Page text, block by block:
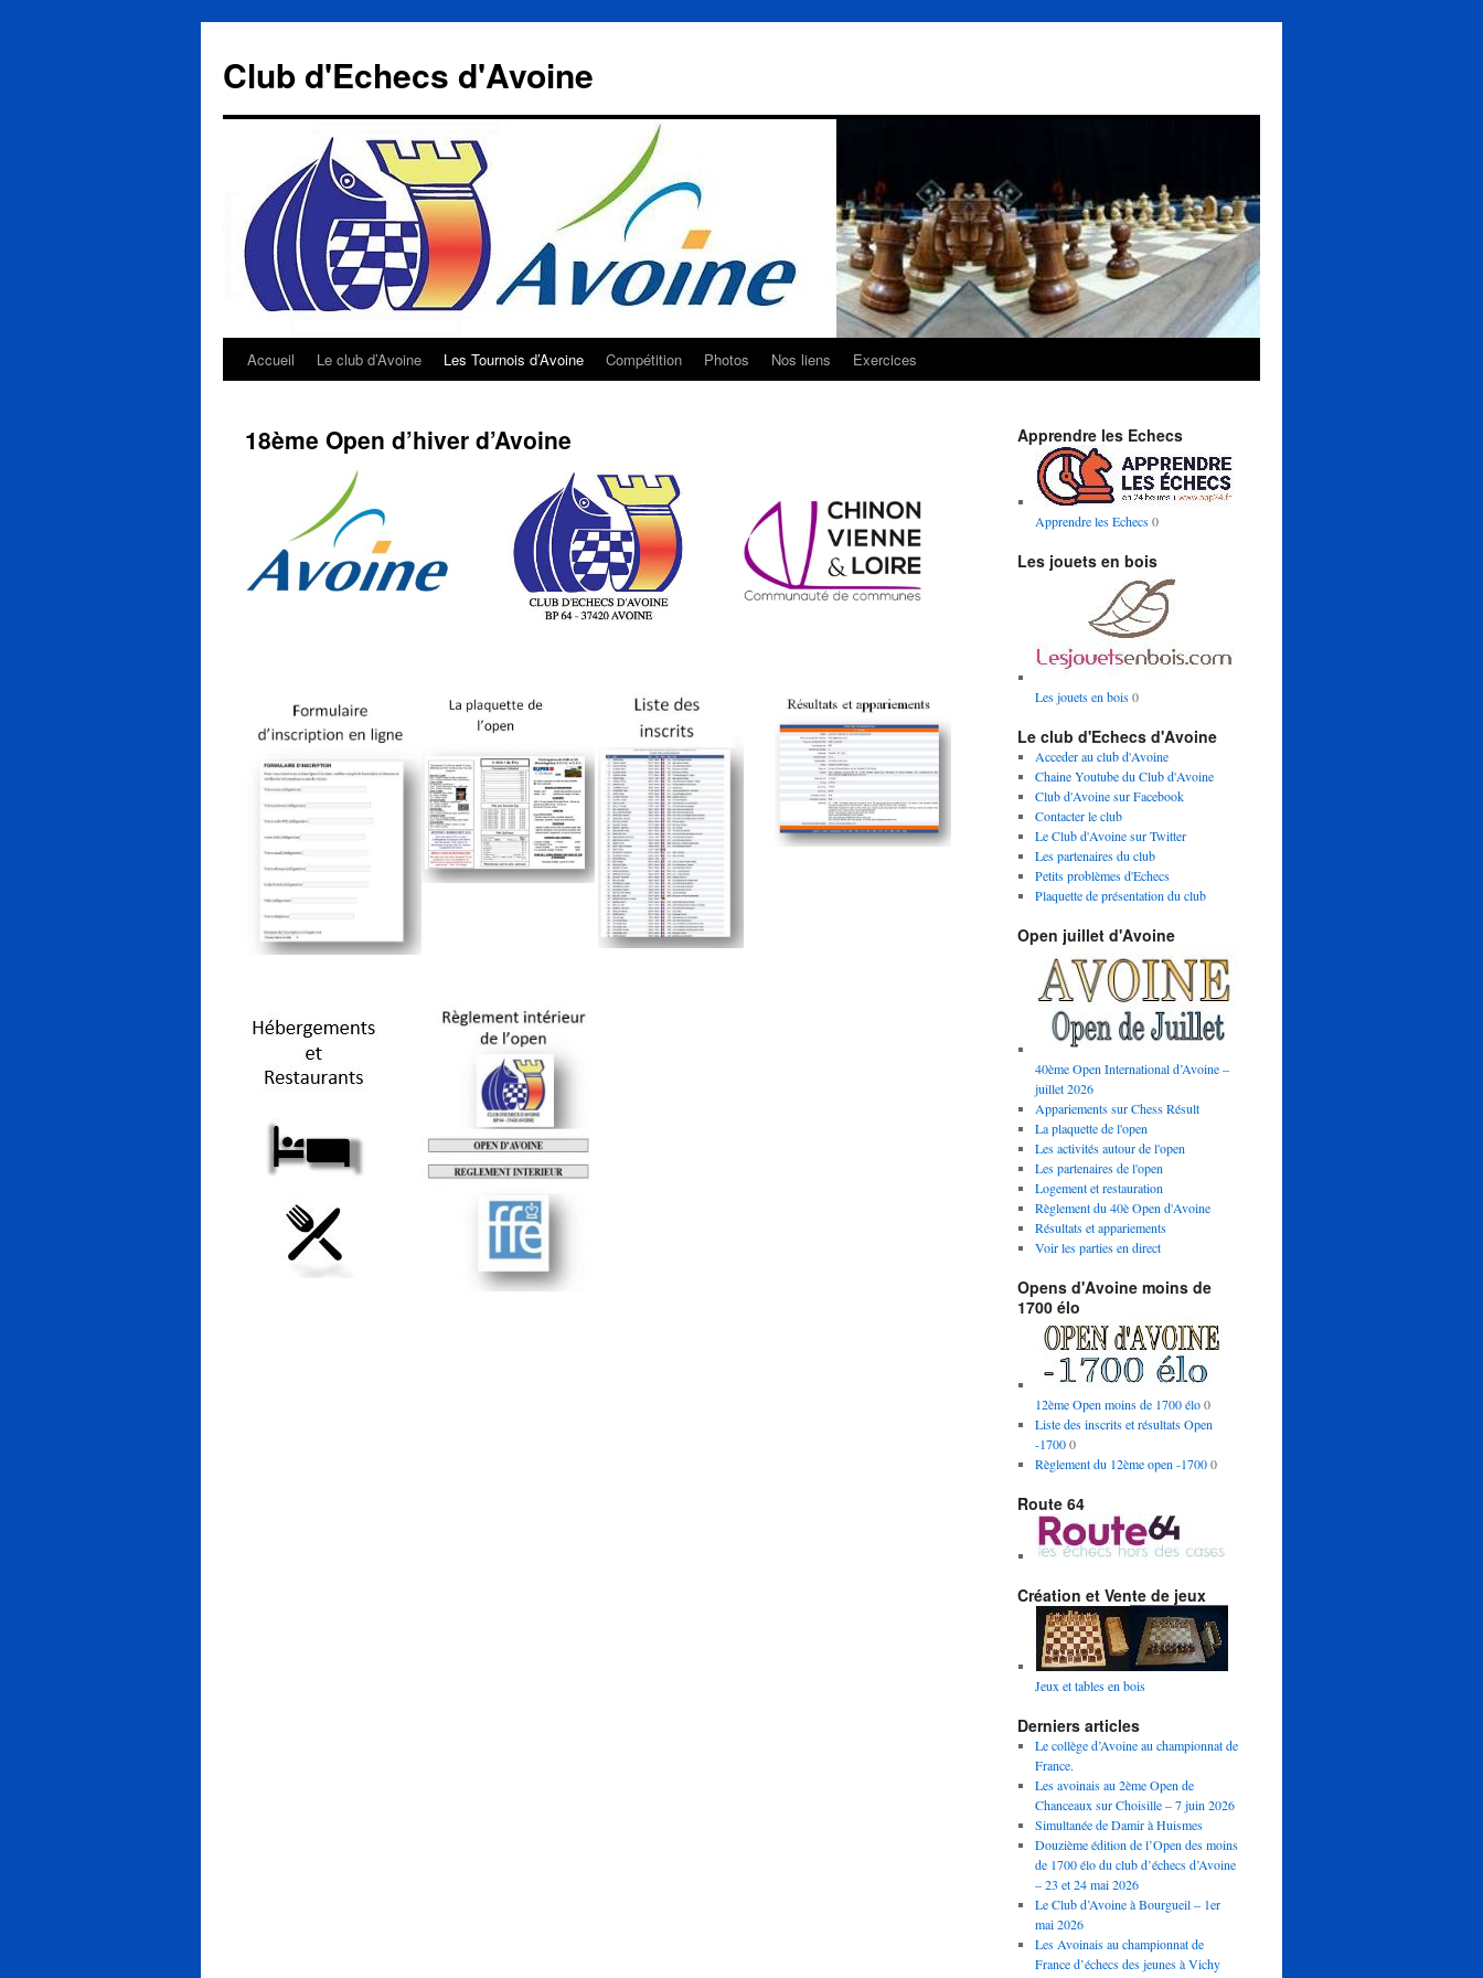
contenu
Club d'Echecs d'Avoine
Accueil Le club d’Avoine Les Tournois d’Avoine Compétition Photos Nos liens Exercices
18ème Open d’hiver d’Avoine Apprendre les Echecs
Apprendre les Echecs0
Les jouets en bois
Les jouets en bois0
Le club d'Echecs d'Avoine
Acceder au club d'Avoine
Chaine Youtube du Club d'Avoine
Club d'Avoine sur Facebook
Contacter le club
Le Club d'Avoine sur Twitter
Les partenaires du club
Petits problèmes d'Echecs
Plaquette de présentation du club
Open juillet d'Avoine
40ème Open International d’Avoine –
juillet 2026
Appariements sur Chess Résult
La plaquette de l'open
Les activités autour de l'open
Les partenaires de l'open
Logement et restauration
Règlement du 40è Open d'Avoine
Résultats et appariements
Voir les parties en direct
Opens d'Avoine moins de
1700 élo
12ème Open moins de 1700 élo0
Liste des inscrits et résultats Open
-17000
Règlement du 12ème open -17000
Route 64
Création et Vente de jeux
Jeux et tables en bois
Derniers articles
Le collège d’Avoine au championnat de
France.
Les avoinais au 2ème Open de
Chanceaux sur Choisille – 7 juin 2026
Simultanée de Damir à Huismes
Douzième édition de l’Open des moins
de 1700 élo du club d’échecs d’Avoine
– 23 et 24 mai 2026
Le Club d’Avoine à Bourgueil – 1er
mai 2026
Les Avoinais au championnat de
France d’échecs des jeunes à Vichy